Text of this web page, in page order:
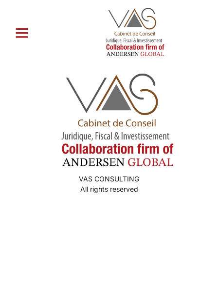
Catégorie : kymmenen eniten
postimyynti morsiamen sivusto
VAS CONSULTING
All rights reserved